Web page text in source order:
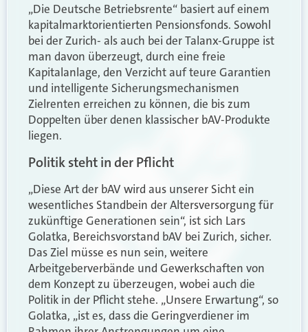
„Die Deutsche Betriebsrente“ basiert auf einem
kapitalmarktorientierten Pensionsfonds. Sowohl
bei der Zurich- als auch bei der Talanx-Gruppe ist
man davon überzeugt, durch eine freie
Kapitalanlage, den Verzicht auf teure Garantien
und intelligente Sicherungsmechanismen
Zielrenten erreichen zu können, die bis zum
Doppelten über denen klassischer bAV-Produkte
liegen.
Politik steht in der Pflicht
„Diese Art der bAV wird aus unserer Sicht ein
wesentliches Standbein der Altersversorgung für
zukünftige Generationen sein“, ist sich Lars
Golatka, Bereichsvorstand bAV bei Zurich, sicher.
Das Ziel müsse es nun sein, weitere
Arbeitgeberverbände und Gewerkschaften von
dem Konzept zu überzeugen, wobei auch die
Politik in der Pflicht stehe. „Unsere Erwartung“, so
Golatka, „ist es, dass die Geringverdiener im